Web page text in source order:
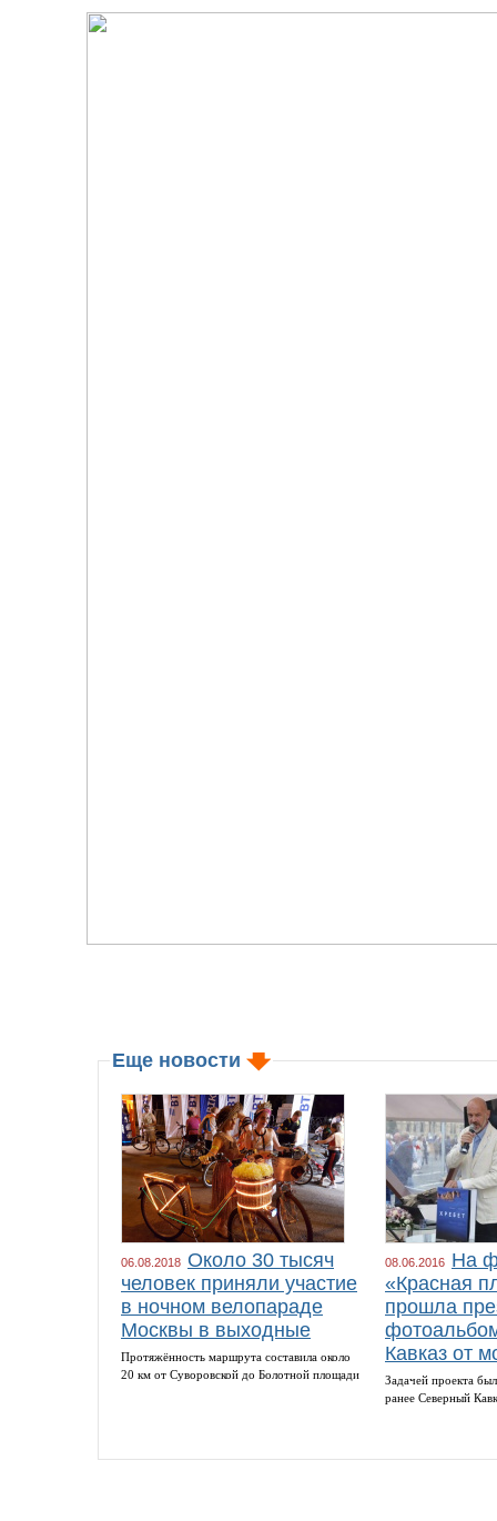
Еще новости
06.08.2018 Около 30 тысяч
человек приняли участие
в ночном велопараде
Москвы в выходные
Протяжённость маршрута составила около
20 км от Суворовской до Болотной площади
08.06.2016 На
«Красная
прошла
Кавказ от
Задачей проекта
ранее Северный